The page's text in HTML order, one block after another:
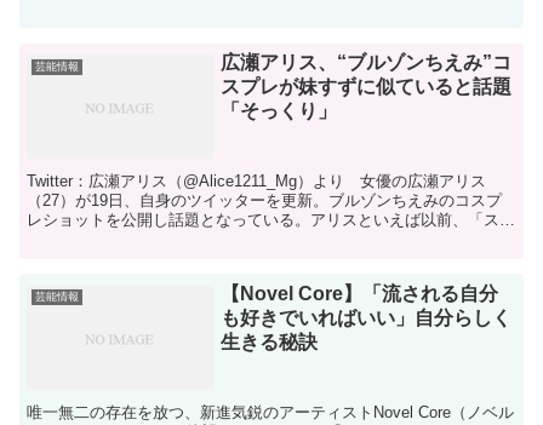
芸能情報
広瀬アリス、“ブルゾンちえみ”コ
スプレが妹すずに似ていると話題
「そっくり」
Twitter：広瀬アリス（@Alice1211_Mg）より 女優の広瀬アリス
（27）が19日、自身のツイッターを更新。ブルゾンちえみのコスプ
レショットを公開し話題となっている。アリスといえば以前、「スタ
芸能情報
【Novel Core】「流される自分
も好きでいればいい」自分らしく
生きる秘訣
唯一無二の存在を放つ、新進気鋭のアーティストNovel Core（ノベル